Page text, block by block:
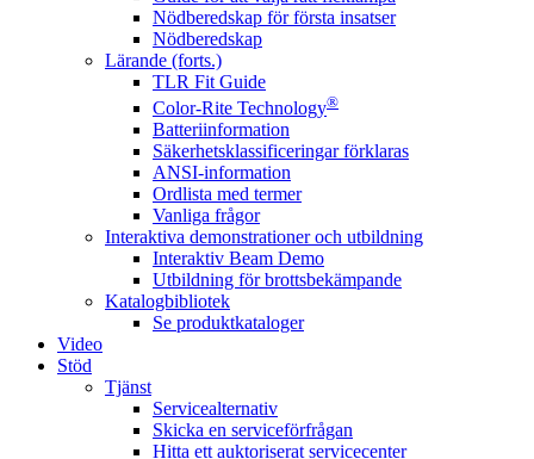
Nödberedskap för första insatser
Nödberedskap
Lärande (forts.)
TLR Fit Guide
Color-Rite Technology®
Batteriinformation
Säkerhetsklassificeringar förklaras
ANSI-information
Ordlista med termer
Vanliga frågor
Interaktiva demonstrationer och utbildning
Interaktiv Beam Demo
Utbildning för brottsbekämpande
Katalogbibliotek
Se produktkataloger
Video
Stöd
Tjänst
Servicealternativ
Skicka en serviceförfrågan
Hitta ett auktoriserat servicecenter